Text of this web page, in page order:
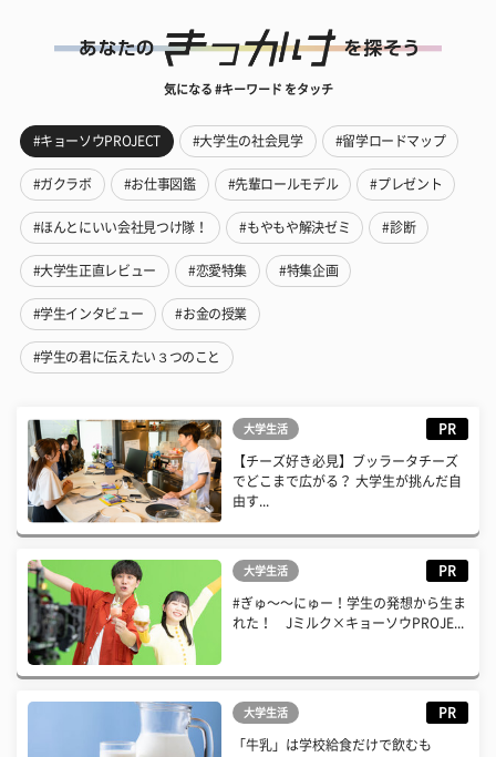
気になる #キーワード をタッチ
#キョーソウPROJECT #大学生の社会見学 #留学ロードマップ
#ガクラボ #お仕事図鑑 #先輩ロールモデル #プレゼント
#ほんとにいい会社見つけ隊！ #もやもや解決ゼミ #診断
#大学生正直レビュー #恋愛特集 #特集企画
#学生インタビュー #お金の授業
#学生の君に伝えたい３つのこと
大学生活 PR
【チーズ好き必見】ブッラータチーズ
でどこまで広がる？ 大学生が挑んだ自
由す...
大学生活 PR
#ぎゅ〜〜にゅー！学生の発想から生ま
れた！ Jミルク×キョーソウPROJE...
大学生活 PR
「牛乳」は学校給食だけで飲むも